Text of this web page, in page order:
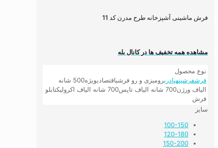
فرش ماشینی آشپزخانه طرح مدرن کد 11
مشاهده همه تخفیف ها در کانال بله
نوع محصول
فرشفرشینهپادریرومیزی و رو فرشیاقتصادیویژه
500 شانه
الیاف ورژن700 شانه الیاف تاپس 700 شانه الیاف اکرولیک
تابلو
فرش
سایز
100-150
120-180
150-200